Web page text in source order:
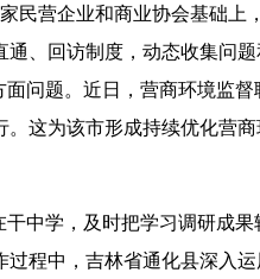
营企业和商业协会基础上
、回访制度，动态收集问
问题。近日，营商环境监
。这为该市形成持续优化营
中学，及时把学习调研成果
程中，吉林省通化县深入运